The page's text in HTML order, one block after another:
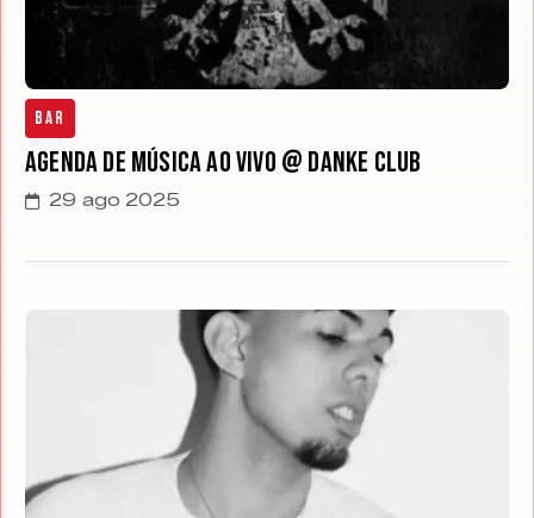
Bar
Agenda de Música ao Vivo @ Danke Club
29 ago 2025